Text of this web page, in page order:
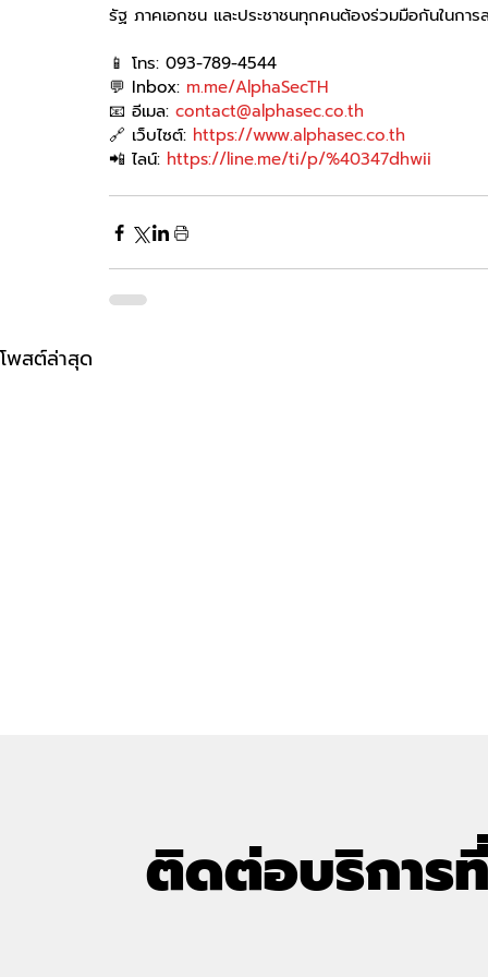
รัฐ ภาคเอกชน และประชาชนทุกคนต้องร่วมมือกันในกา
📱 โทร: 093-789-4544
💬 Inbox: m.me/AlphaSecTH
📧 อีเมล: contact@alphasec.co.th
🔗 เว็บไซต์: https://www.alphasec.co.th
📲 ไลน์: https://line.me/ti/p/%40347dhwii
โพสต์ล่าสุด
ติดต่อบริการ